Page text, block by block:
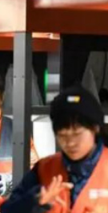
區居民
港行畫圓滿句號